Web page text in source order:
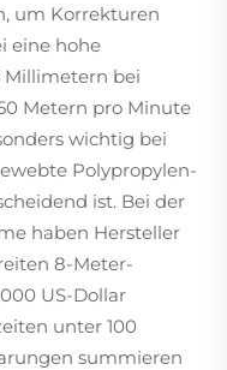
um Korrekturen
eine hohe
Millimetern bei
Metern pro Minute
wichtig bei
Polypropylen-
ist. Bei der
haben Hersteller
8-Meter-
US-Dollar
unter 100
summieren